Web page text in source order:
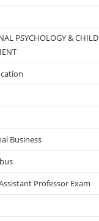
PSYCHOLOGY & CHILD
Business
Professor Exam